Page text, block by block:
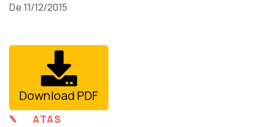
De 11/12/2015
Download PDF
ATAS